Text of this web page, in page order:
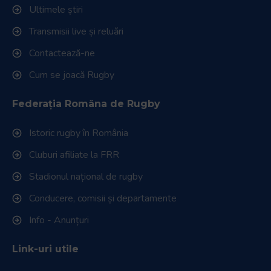
interacționați
conținutul.
Ultimele știri
Transmisii live și reluări
Contactează-ne
Cum se joacă Rugby
Federația Româna de Rugby
Istoric rugby în România
Cluburi afiliate la FRR
Stadionul național de rugby
Conducere, comisii și departamente
Info - Anunțuri
Link-uri utile